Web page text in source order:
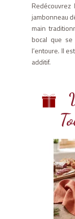
jambonneau
main
bocal que
l’entoure. Il
additif.